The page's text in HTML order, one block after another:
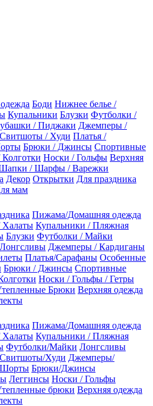
Боди Нижнее белье /
Купальники Блузки Футболки /
/ Пиджаки Джемперы /
Свитшоты / Худи Платья /
Брюки / Джинсы Спортивные
Носки / Гольфы Верхняя
/ Шарфы / Варежки
Декор Открытки Для праздника
мам
Пижама/Домашняя одежда
Халаты Купальники / Пляжная
Блузки Футболки / Майки
Лонгсливы Джемперы / Кардиганы
Платья/Сарафаны Особенные
Брюки / Джинсы Спортивные
Носки / Гольфы / Гетры
Брюки Верхняя одежда
Пижама/Домашняя одежда
Халаты Купальники / Пляжная
Футболки/Майки Лонгсливы
Свитшоты/Худи Джемперы/
Шорты Брюки/Джинсы
Леггинсы Носки / Гольфы
брюки Верхняя одежда